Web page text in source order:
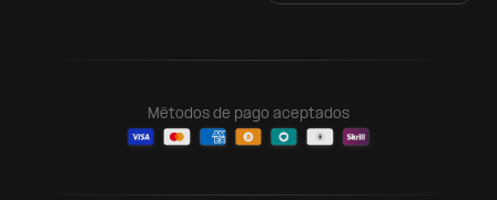
Métodos de pago aceptados